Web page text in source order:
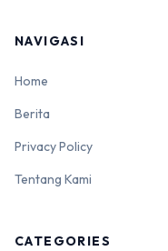
NAVIGASI
Home
Berita
Privacy Policy
Tentang Kami
CATEGORIES